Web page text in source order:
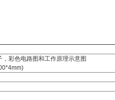
，彩色电路图和工作原理示意图